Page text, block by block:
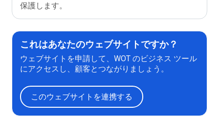
保護します。
これはあなたのウェブサイトですか？
ウェブサイトを申請して、WOT のビジネス ツール
にアクセスし、顧客とつながりましょう。
このウェブサイトを連携する